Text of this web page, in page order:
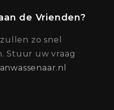
de Vrienden?
zo snel
Stuur uw vraag